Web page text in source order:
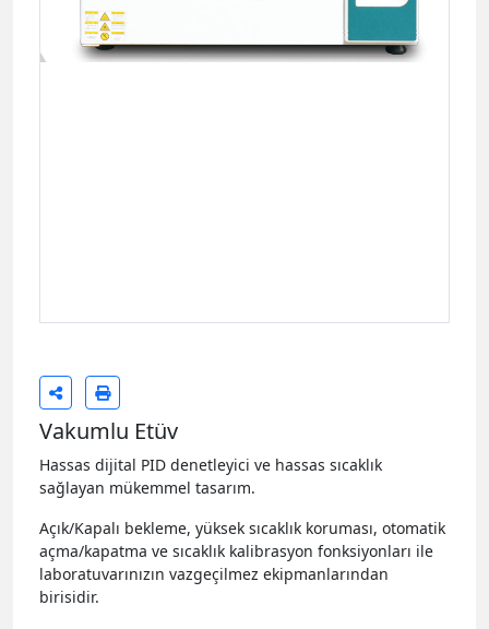
Vakumlu Etüv
Hassas dijital PID denetleyici ve hassas sıcaklık
sağlayan mükemmel tasarım.
Açık/Kapalı bekleme, yüksek sıcaklık koruması, otomatik
açma/kapatma ve sıcaklık kalibrasyon fonksiyonları ile
laboratuvarınızın vazgeçilmez ekipmanlarından
birisidir.